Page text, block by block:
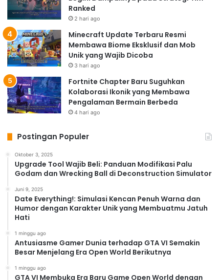
yang Mengasyikkan
Genre fighting dan multiplayer juga akan tetap populer
di tahun 2025. Game fighting akan menawarkan roster
karakter yang lebih beragam, sistem pertarungan yang
lebih kompleks, dan grafis yang lebih detail. Sementara
itu, game multiplayer akan menawarkan mode
permainan yang lebih variatif dan fitur-fitur online yang
lebih canggih. Pertimbangkan faktor seperti komunitas
developer saat memilih game di genre ini.
Tips Memilih Game
yangWorth Itdi 2025
Berikut beberapa tips untuk membantumu:
Perhatikan genre favoritmu:Pilih game yang sesuai
dengan genre yang kamu sukai. Jangan tergoda oleh
hype semata.
Baca review dan tontongameplay:Lihat review dari
berbagai sumber dan tonton
sebelum
membeli. Ini akan membantumu mendapatkan
Ranked
2 hari ago
Minecraft Update Terbaru Resmi
Membawa Biome Eksklusif dan Mob
Unik yang Wajib Dicoba
3 hari ago
Fortnite Chapter Baru Suguhkan
Kolaborasi Ikonik yang Membawa
Pengalaman Bermain Berbeda
4 hari ago
Postingan Populer
Oktober 3, 2025
Upgrade Tool Wajib Beli: Panduan Modifikasi Palu
Godam dan Wrecking Ball di Deconstruction Simulator
Juni 9, 2025
Date Everything!: Simulasi Kencan Penuh Warna dan
Humor dengan Karakter Unik yang Membuatmu Jatuh
Hati
1 minggu ago
Antusiasme Gamer Dunia terhadap GTA VI Semakin
Besar Menjelang Era Open World Berikutnya
1 minggu ago
GTA VI Membuka Era Baru Game Open World dengan